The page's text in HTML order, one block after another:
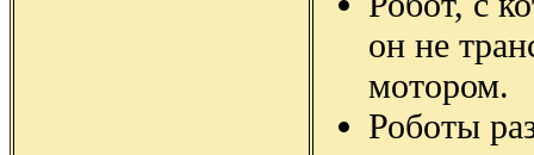
он не
мотором.
Роботы